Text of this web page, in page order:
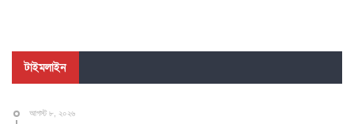
টাইমলাইন
আগস্ট ৮, ২০২৬